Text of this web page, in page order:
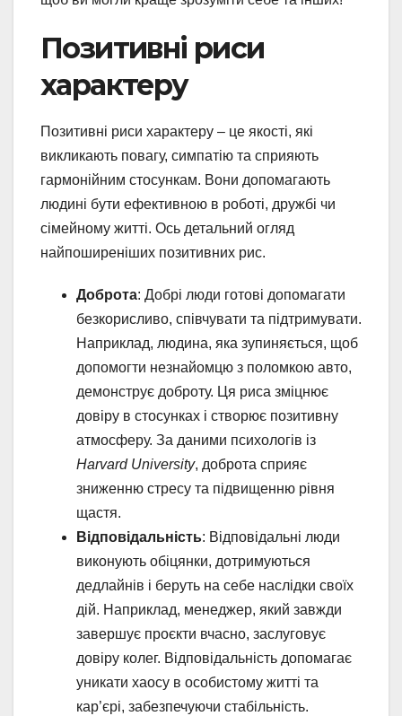
Позитивні риси
характеру
Позитивні риси характеру – це якості, які
викликають повагу, симпатію та сприяють
гармонійним стосункам. Вони допомагають
людині бути ефективною в роботі, дружбі чи
сімейному житті. Ось детальний огляд
найпоширеніших позитивних рис.
Доброта: Добрі люди готові допомагати
безкорисливо, співчувати та підтримувати.
Наприклад, людина, яка зупиняється, щоб
допомогти незнайомцю з поломкою авто,
демонструє доброту. Ця риса зміцнює
довіру в стосунках і створює позитивну
атмосферу. За даними психологів із
Harvard University, доброта сприяє
зниженню стресу та підвищенню рівня
щастя.
Відповідальність: Відповідальні люди
виконують обіцянки, дотримуються
дедлайнів і беруть на себе наслідки своїх
дій. Наприклад, менеджер, який завжди
завершує проєкти вчасно, заслуговує
довіру колег. Відповідальність допомагає
уникати хаосу в особистому житті та
кар’єрі, забезпечуючи стабільність.